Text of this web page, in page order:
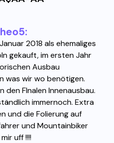
2018 als ehemaliges
gekauft, im ersten Jahr
Ausbau
was wir wo benötigen.
den FInalen Innenausbau.
immernoch. Extra
und die Folierung auf
und Mountainbiker
uff !!!!